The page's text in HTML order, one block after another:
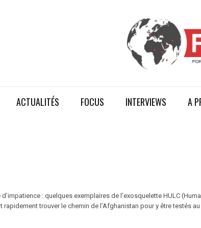
ACTUALITÉS FOCUS INTERVIEWS A
: quelques exemplaires de l’exosquelette HULC
trouver le chemin de l’Afghanistan pour y être testés au